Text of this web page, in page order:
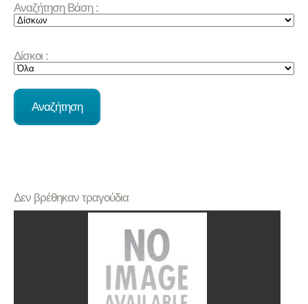
Αναζήτηση Βάση :
Δίσκοι :
Δεν βρέθηκαν τραγούδια